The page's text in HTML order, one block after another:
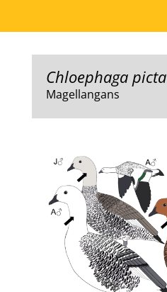
Chloephaga picta
Magellangans